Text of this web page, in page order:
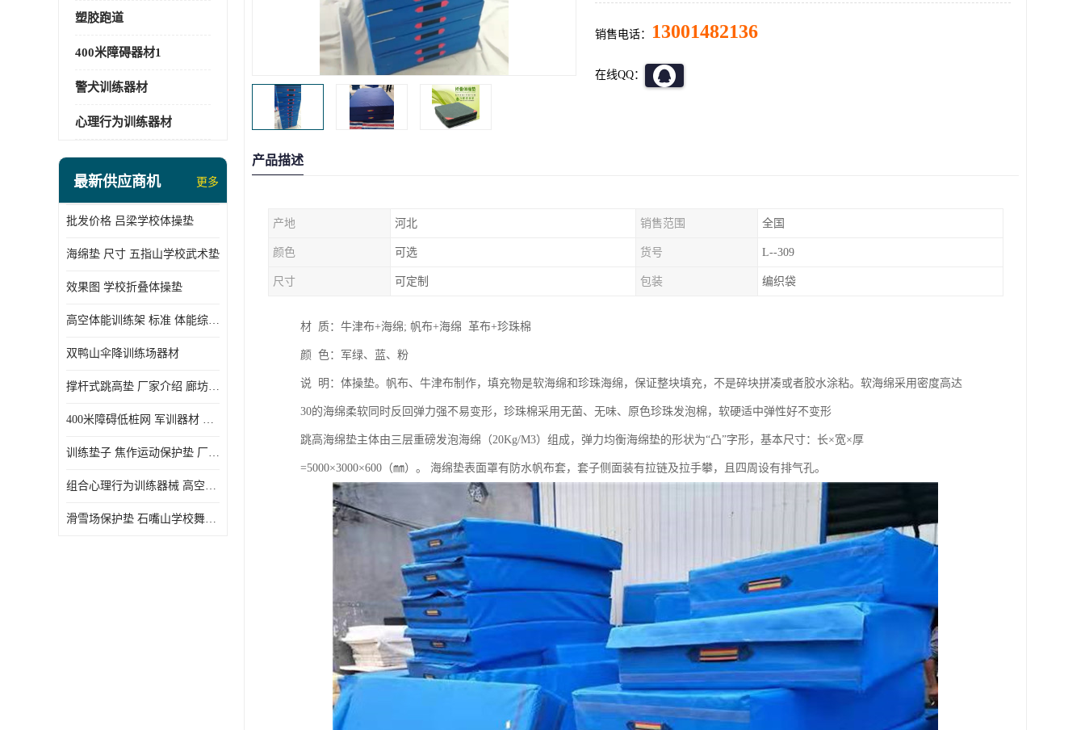
塑胶跑道
400米障碍器材1
警犬训练器材
心理行为训练器材
最新供应商机 更多
批发价格 吕梁学校体操垫
海绵垫 尺寸 五指山学校武术垫
效果图 学校折叠体操垫
高空体能训练架 标准 体能综合训练架
双鸭山伞降训练场器材
撑杆式跳高垫 厂家介绍 廊坊舞蹈室体操垫
400米障碍低桩网 军训器材 厂家实物图
训练垫子 焦作运动保护垫 厂家销售
组合心理行为训练器械 高空拓展训练架 守信厂家
滑雪场保护垫 石嘴山学校舞蹈垫
销售电话： 13001482136
在线QQ：
产品描述
产地 河北 销售范围 全国
颜色 可选 货号 L--309
尺寸 可定制 包装 编织袋
材 质：牛津布+海绵; 帆布+海绵 革布+珍珠棉
颜 色：军绿、蓝、粉
说 明：体操垫。帆布、牛津布制作，填充物是软海绵和珍珠海绵，保证整块填充，不是碎块拼凑或者胶水涂粘。软海绵采用密度高达
30的海绵柔软同时反回弹力强不易变形，珍珠棉采用无菌、无味、原色珍珠发泡棉，软硬适中弹性好不变形
跳高海绵垫主体由三层重磅发泡海绵（20Kg/M3）组成，弹力均衡海绵垫的形状为“凸”字形，基本尺寸：长×宽×厚
=5000×3000×600（㎜）。 海绵垫表面罩有防水帆布套，套子侧面装有拉链及拉手攀，且四周设有排气孔。